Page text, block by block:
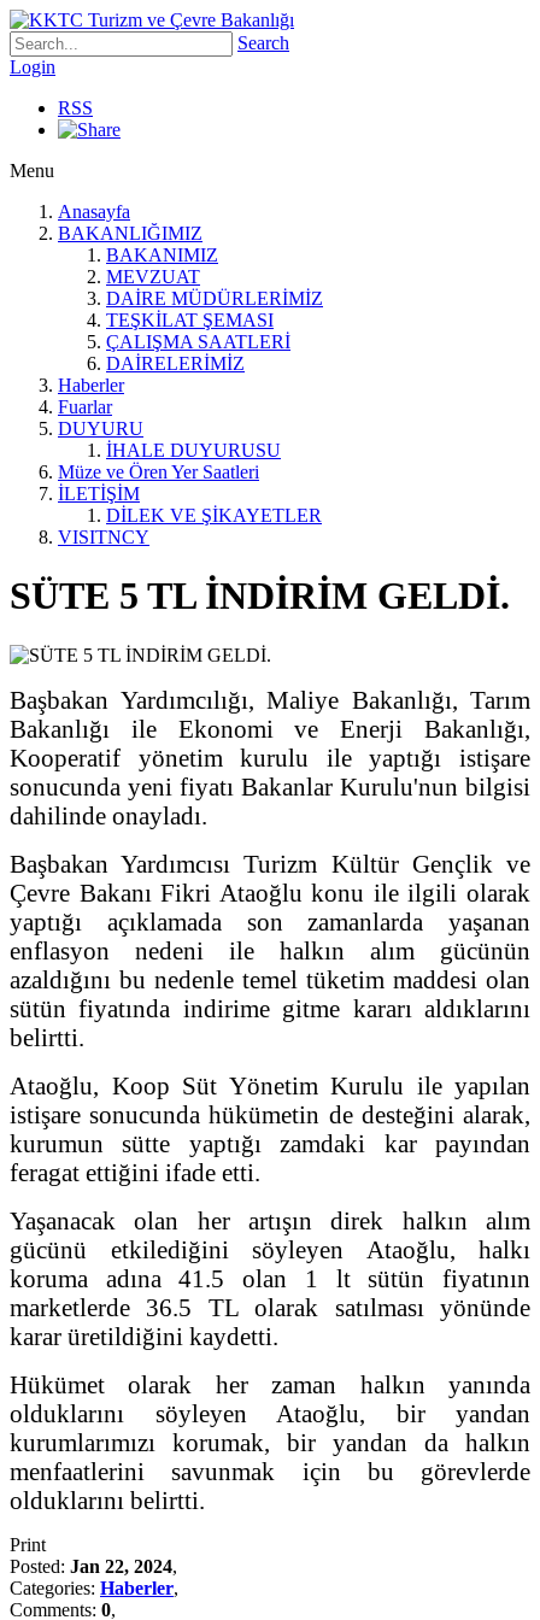
Search
Login
RSS
Menu
Anasayfa
BAKANLIĞIMIZ
BAKANIMIZ
MEVZUAT
DAİRE MÜDÜRLERİMİZ
TEŞKİLAT ŞEMASI
ÇALIŞMA SAATLERİ
DAİRELERİMİZ
Haberler
Fuarlar
DUYURU
İHALE DUYURUSU
Müze ve Ören Yer Saatleri
İLETİŞİM
DİLEK VE ŞİKAYETLER
VISITNCY
SÜTE 5 TL İNDİRİM GELDİ.
Başbakan Yardımcılığı, Maliye Bakanlığı, Tarım
Bakanlığı ile Ekonomi ve Enerji Bakanlığı,
Kooperatif yönetim kurulu ile yaptığı istişare
sonucunda yeni fiyatı Bakanlar Kurulu'nun bilgisi
dahilinde onayladı.
Başbakan Yardımcısı Turizm Kültür Gençlik ve
Çevre Bakanı Fikri Ataoğlu konu ile ilgili olarak
yaptığı açıklamada son zamanlarda yaşanan
enflasyon nedeni ile halkın alım gücünün
azaldığını bu nedenle temel tüketim maddesi olan
sütün fiyatında indirime gitme kararı aldıklarını
belirtti.
Ataoğlu, Koop Süt Yönetim Kurulu ile yapılan
istişare sonucunda hükümetin de desteğini alarak,
kurumun sütte yaptığı zamdaki kar payından
feragat ettiğini ifade etti.
Yaşanacak olan her artışın direk halkın alım
gücünü etkilediğini söyleyen Ataoğlu, halkı
koruma adına 41.5 olan 1 lt sütün fiyatının
marketlerde 36.5 TL olarak satılması yönünde
karar üretildiğini kaydetti.
Hükümet olarak her zaman halkın yanında
olduklarını söyleyen Ataoğlu, bir yandan
kurumlarımızı korumak, bir yandan da halkın
menfaatlerini savunmak için bu görevlerde
olduklarını belirtti.
Print
Posted: Jan 22, 2024,
Categories: Haberler,
Comments: 0,